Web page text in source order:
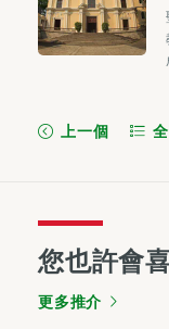
上一個
您也許會
更多推介